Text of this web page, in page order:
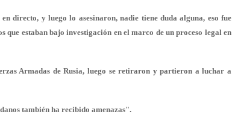
directo, y luego lo asesinaron, nadie tiene duda alguna, eso fue
que estaban bajo investigación en el marco de un proceso legal en
Armadas de Rusia, luego se retiraron y partieron a luchar a
también ha recibido amenazas".